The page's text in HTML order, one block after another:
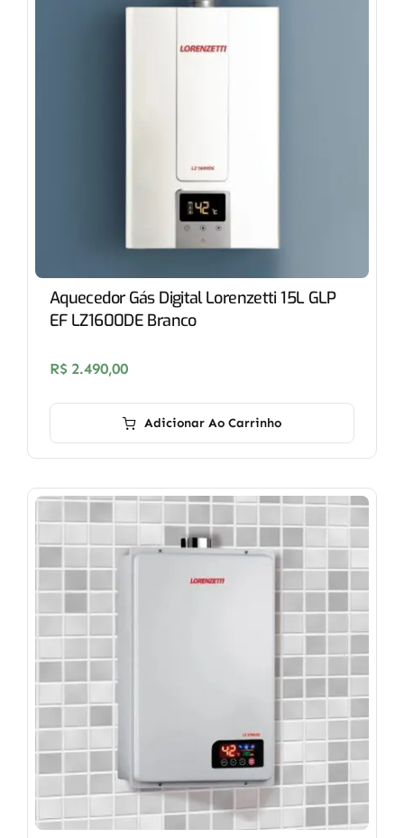
Aquecedor Gás Digital Lorenzetti 15L GLP
EF LZ1600DE Branco
R$ 2.490,00
Adicionar Ao Carrinho